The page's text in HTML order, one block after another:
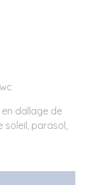
dallage de
parasol,